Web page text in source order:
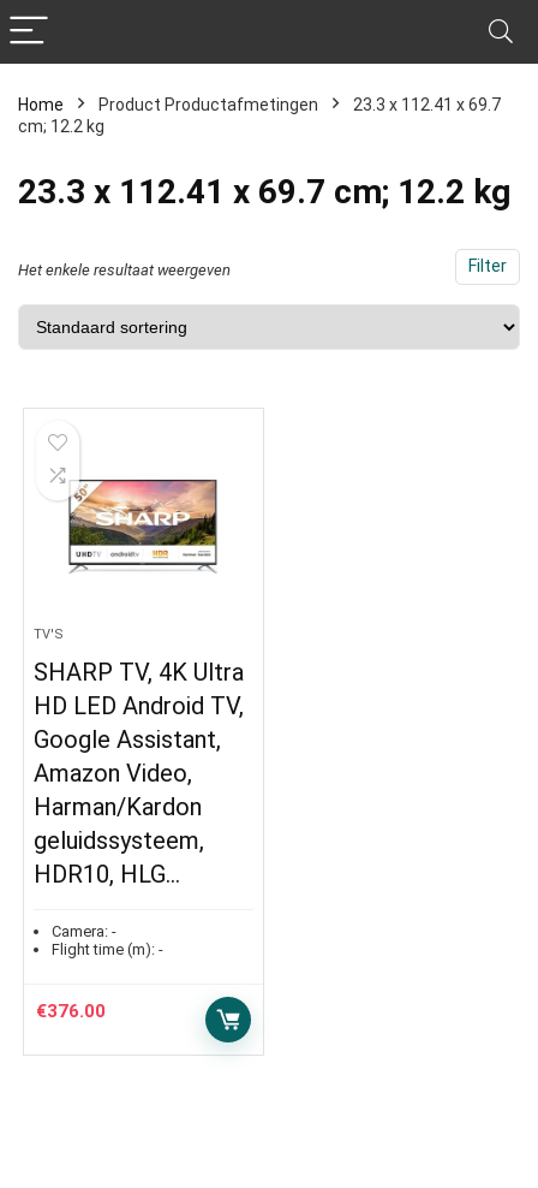
Home Product Productafmetingen
‎23.3 x 112.41 x 69.7
cm; 12.2 kg
‎23.3 x 112.41 x 69.7 cm; 12.2 kg
Filter
Het enkele resultaat weergeven
TV'S
SHARP TV, 4K Ultra
HD LED Android TV,
Google Assistant,
Amazon Video,
Harman/Kardon
geluidssysteem,
HDR10, HLG…
Camera: -
Flight time (m): -
€376.00